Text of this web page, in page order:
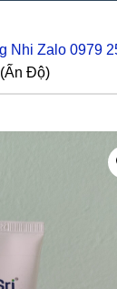
Nhi Zalo 0979
Độ)